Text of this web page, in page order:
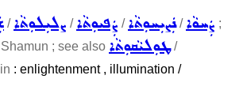
/ܨܠܝܼܠܘܼܬܵܐ /ܨܲܦܝܘܼܬܵܐ /ܢܲܨܝܼܚܘܼܬܵܐ/ܨܲܚܘܵܐ ;
; see also ܛܘܼܠܝܵܩܘܼܬܵܐ/
: enlightenment , illumination /